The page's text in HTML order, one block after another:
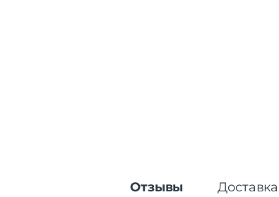
Отзывы